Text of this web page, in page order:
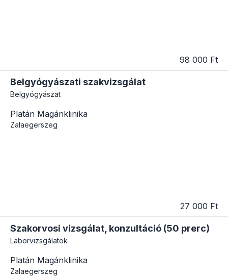
98 000 Ft
Belgyógyászati szakvizsgálat
Belgyógyászat
Platán Magánklinika
Zalaegerszeg
27 000 Ft
Szakorvosi vizsgálat, konzultáció (50 prerc)
Laborvizsgálatok
Platán Magánklinika
Zalaegerszeg